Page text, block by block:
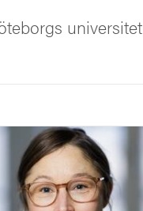
universitet